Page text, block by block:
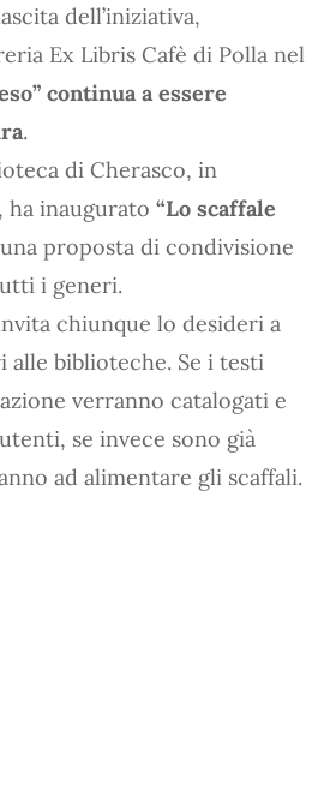
dell’iniziativa,
Ex Libris Cafè di Polla nel
continua a essere
.
di Cherasco, in
ha inaugurato “Lo scaffale
proposta di condivisione
i generi.
chiunque lo desideri a
alle biblioteche. Se i testi
verranno catalogati e
se invece sono già
ad alimentare gli scaffali.